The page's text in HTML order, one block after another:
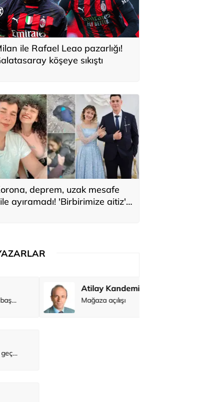
ile Rafael Leao pazarlığı!
köşeye sıkıştı
deprem, uzak mesafe
ayıramadı! 'Birbirimize aitiz'
Atilay Kandemir
Mağaza açılışı